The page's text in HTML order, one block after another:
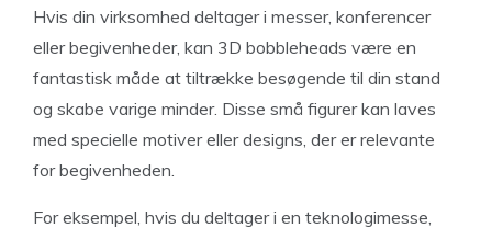
Hvis din virksomhed deltager i messer, konferencer
eller begivenheder, kan 3D bobbleheads være en
fantastisk måde at tiltrække besøgende til din stand
og skabe varige minder. Disse små figurer kan laves
med specielle motiver eller designs, der er relevante
for begivenheden.
For eksempel, hvis du deltager i en teknologimesse,